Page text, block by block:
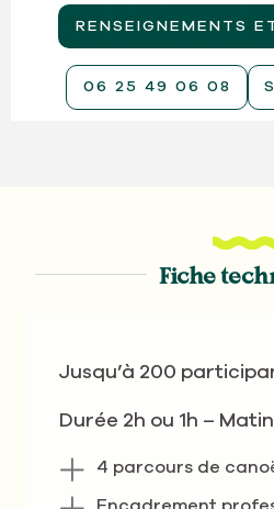
RENSEIGNEMENTS
06 25 49 06 08
Fiche
Jusqu’à 200
Durée 2h ou 1h –
4 parcours de
Encadrement